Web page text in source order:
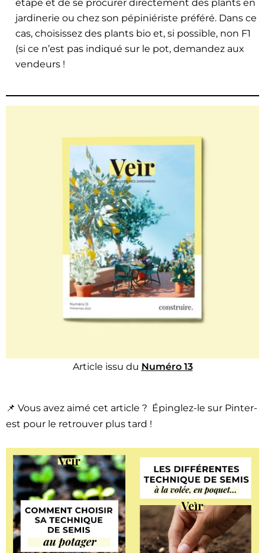
étape et de se pro­cur­er directe­ment des plants en
jar­diner­ie ou chez son pépiniériste préféré. Dans ce
cas, choi­sis­sez des plants bio et, si pos­si­ble, non F1
(si ce n’est pas indiqué sur le pot, deman­dez aux
vendeurs !
Arti­cle issu du Numéro 13
📌 Vous avez aimé cet arti­cle ? Épin­glez-le sur Pin­ter­
est pour le retrou­ver plus tard !